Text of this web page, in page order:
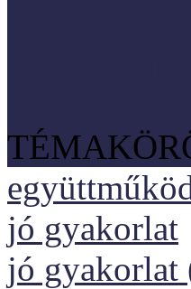
jó gyakorlat
jó gyakorlat